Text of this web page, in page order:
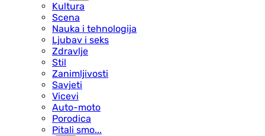
Kultura
Scena
Nauka i tehnologija
Ljubav i seks
Zdravlje
Stil
Zanimljivosti
Savjeti
Vicevi
Auto-moto
Porodica
Pitali smo...